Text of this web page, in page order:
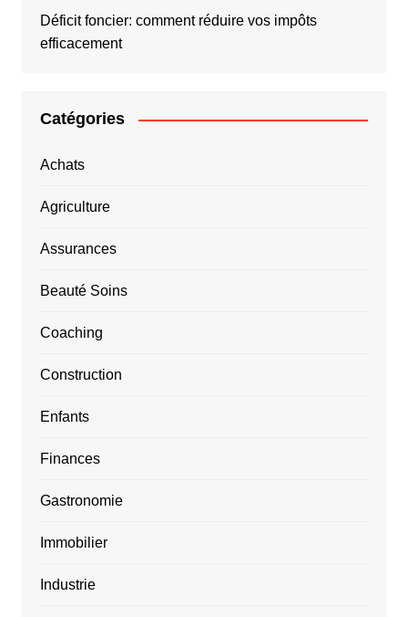
Déficit foncier: comment réduire vos impôts
efficacement
Catégories
Achats
Agriculture
Assurances
Beauté Soins
Coaching
Construction
Enfants
Finances
Gastronomie
Immobilier
Industrie